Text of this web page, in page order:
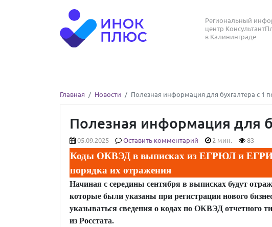
Региональный
центр
в Калининграде
Главная Новости Полезная информация для бухгалтера с 1
Полезная информация для
05.09.2025 Оставить комментарий 2 мин. 83
Коды ОКВЭД в выписках из ЕГРЮЛ и
порядка их отражения
Начиная с середины сентября в выписках будут
которые были указаны при регистрации нового
указываться сведения о кодах по ОКВЭД отчетного
из Росстата.